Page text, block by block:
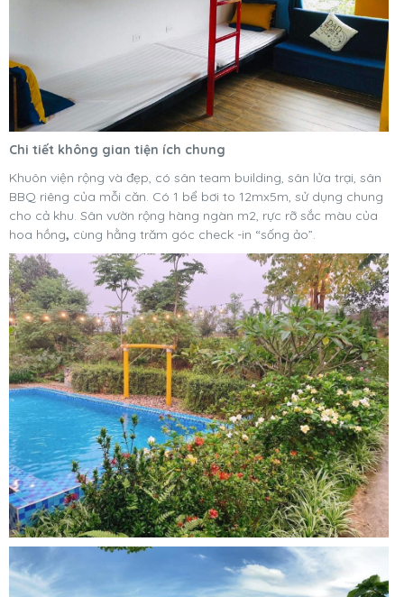
Chi tiết không gian tiện ích chung
Khuôn viện rộng và đẹp, có sân team building, sân lửa trại, sân
BBQ riêng của mỗi căn. Có 1 bể bơi to 12mx5m, sử dụng chung
cho cả khu. Sân vườn rộng hàng ngàn m2, rực rỡ sắc màu của
hoa hồng, cùng hằng trăm góc check -in “sống ảo”.